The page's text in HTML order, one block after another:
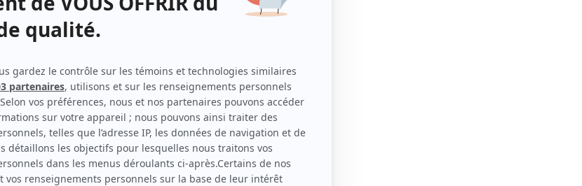
Rose Rey-Duzil( Léa)
Claude Préfontaine(Béchade
Roger Garceau
Vermeulen
Hélène Rollan( Mademoiselle)